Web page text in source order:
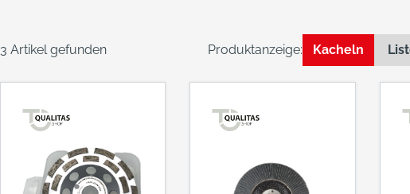
3 Artikel gefunden Produktanzeige: Kacheln